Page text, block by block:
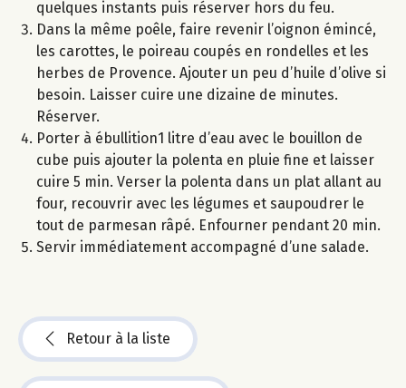
quelques instants puis réserver hors du feu.
Dans la même poêle, faire revenir l’oignon émincé,
les carottes, le poireau coupés en rondelles et les
herbes de Provence. Ajouter un peu d’huile d’olive si
besoin. Laisser cuire une dizaine de minutes.
Réserver.
Porter à ébullition1 litre d’eau avec le bouillon de
cube puis ajouter la polenta en pluie fine et laisser
cuire 5 min. Verser la polenta dans un plat allant au
four, recouvrir avec les légumes et saupoudrer le
tout de parmesan râpé. Enfourner pendant 20 min.
Servir immédiatement accompagné d’une salade.
Retour à la liste